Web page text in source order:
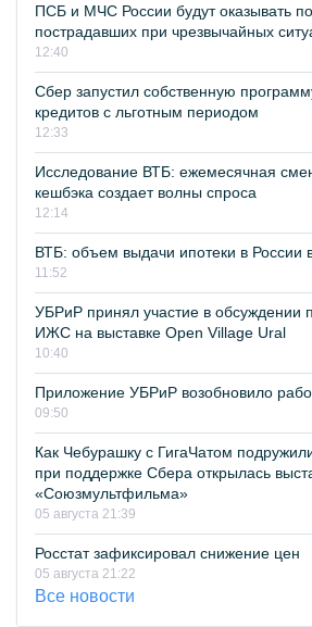
ПСБ и МЧС России будут оказывать
пострадавших при чрезвычайных
12:40
Сбер запустил собственную
кредитов с льготным периодом
12:33
Исследование ВТБ: ежемесячная
кешбэка создает волны спроса
12:14
ВТБ: объем выдачи ипотеки в России
11:52
УБРиР принял участие в обсуждении
ИЖС на выставке Open Village Ural
10:40
Приложение УБРиР возобновило
09:50
Как Чебурашку с ГигаЧатом
при поддержке Сбера открылась
«Союзмультфильма»
05 августа 21:39
Росстат зафиксировал снижение цен
05 августа 21:22
Все новости